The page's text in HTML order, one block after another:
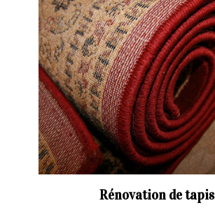
Rénovation de tapis